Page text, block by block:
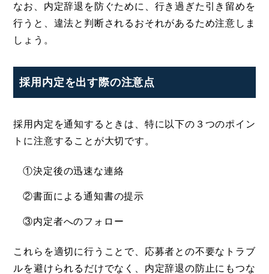
なお、内定辞退を防ぐために、行き過ぎた引き留めを
行うと、違法と判断されるおそれがあるため注意しま
しょう。
採用内定を出す際の注意点
採用内定を通知するときは、特に以下の３つのポイン
トに注意することが大切です。
①決定後の迅速な連絡
②書面による通知書の提示
③内定者へのフォロー
これらを適切に行うことで、応募者との不要なトラブ
ルを避けられるだけでなく、内定辞退の防止にもつな